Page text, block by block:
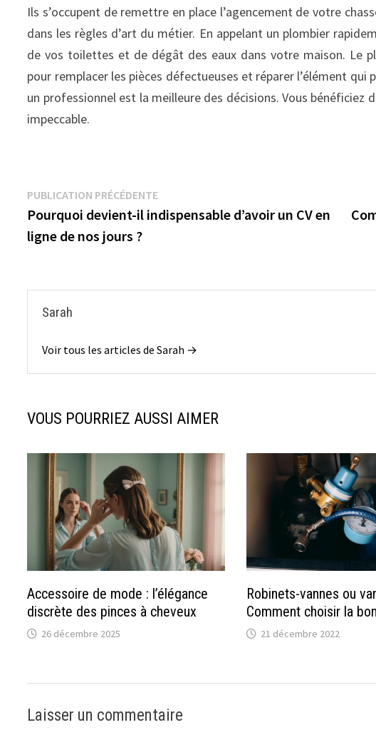
Ils s’occupent de remettre en place l’agencement de votre
dans les règles d’art du métier. En appelant un plombier
de vos toilettes et de dégât des eaux dans votre maison. Le
pour remplacer les pièces défectueuses et réparer l’élément qui
un professionnel est la meilleure des décisions. Vous bénéficiez
impeccable.
Navigation
de
l’article
PUBLICATION PRÉCÉDENTEPublication
précédente :
Pourquoi devient-il indispensable d’avoir un CV en
ligne de nos jours ?
Sarah
Voir tous les articles de Sarah →
VOUS POURRIEZ AUSSI AIMER
Accessoire de mode : l’élégance
discrète des pinces à cheveux
26 décembre 2025
Robinets-vannes ou
Comment choisir la
21 décembre 2022
Laisser un commentaire